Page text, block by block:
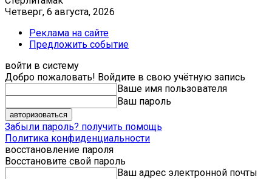
Четверг, 6 августа, 2026
Реклама на сайте
Предложить событие
войти в систему
Добро пожаловать! Войдите в свою учётную запись
Ваше имя пользователя
Ваш пароль
Забыли пароль? получить помощь
Политика конфиденциальности
восстановление пароля
Восстановите свой пароль
Ваш адрес электронной почты